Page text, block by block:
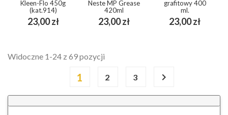
Kleen-Flo 450g
(kat.914)
23,00 złCena
Neste MP Grease
420ml
23,00 złCena
grafitowy 400
ml.
23,00 złCena
Widoczne 1-24 z 69 pozycji
1 2 3 